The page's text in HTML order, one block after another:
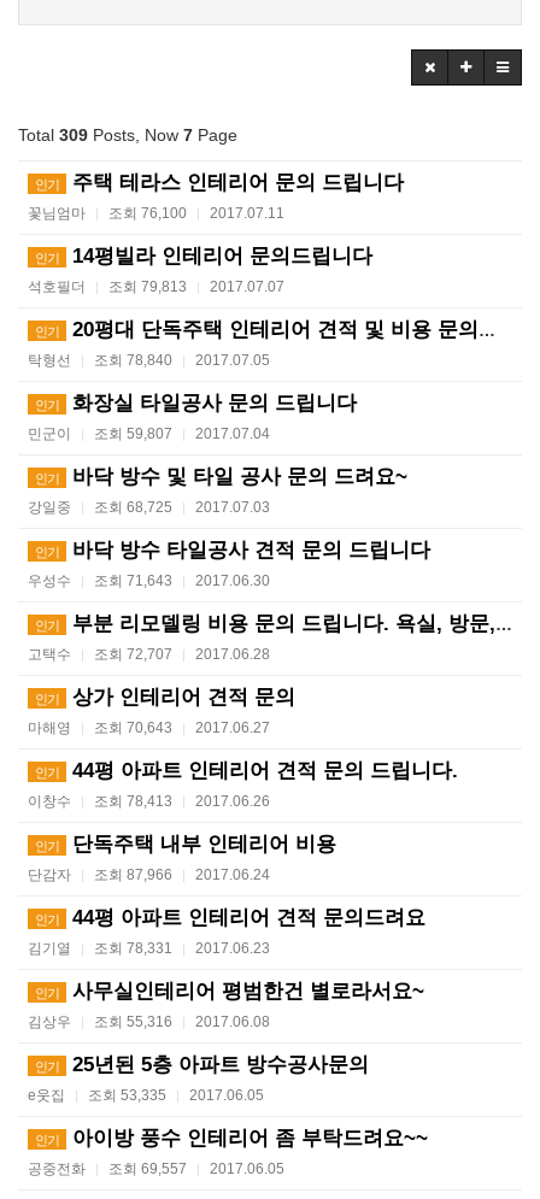
Total 309 Posts, Now 7 Page
인기 주택 테라스 인테리어 문의 드립니다
꽃님엄마 | 조회 76,100 | 2017.07.11
인기 14평빌라 인테리어 문의드립니다
석호필더 | 조회 79,813 | 2017.07.07
인기 20평대 단독주택 인테리어 견적 및 비용 문의드립니다.
탁형선 | 조회 78,840 | 2017.07.05
인기 화장실 타일공사 문의 드립니다
민군이 | 조회 59,807 | 2017.07.04
인기 바닥 방수 및 타일 공사 문의 드려요~
강일중 | 조회 68,725 | 2017.07.03
인기 바닥 방수 타일공사 견적 문의 드립니다
우성수 | 조회 71,643 | 2017.06.30
인기 부분 리모델링 비용 문의 드립니다. 욕실, 방문, 거실…
고택수 | 조회 72,707 | 2017.06.28
인기 상가 인테리어 견적 문의
마해영 | 조회 70,643 | 2017.06.27
인기 44평 아파트 인테리어 견적 문의 드립니다.
이창수 | 조회 78,413 | 2017.06.26
인기 단독주택 내부 인테리어 비용
단감자 | 조회 87,966 | 2017.06.24
인기 44평 아파트 인테리어 견적 문의드려요
김기열 | 조회 78,331 | 2017.06.23
인기 사무실인테리어 평범한건 별로라서요~
김상우 | 조회 55,316 | 2017.06.08
인기 25년된 5층 아파트 방수공사문의
e웃집 | 조회 53,335 | 2017.06.05
인기 아이방 풍수 인테리어 좀 부탁드려요~~
공중전화 | 조회 69,557 | 2017.06.05